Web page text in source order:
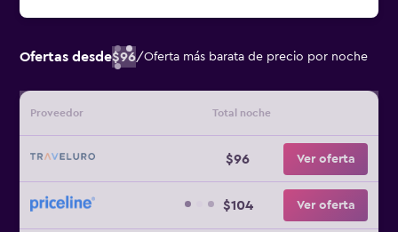
Ofertas desde$96/Oferta más barata de precio por noche
Proveedor Total noche
$96 Ver oferta
$104 Ver oferta